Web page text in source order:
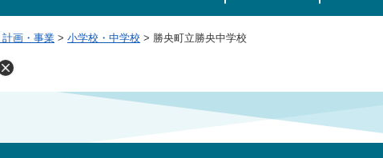
ム
検
計画・事業 > 小学校・中学校 > 勝央町立勝央中学校